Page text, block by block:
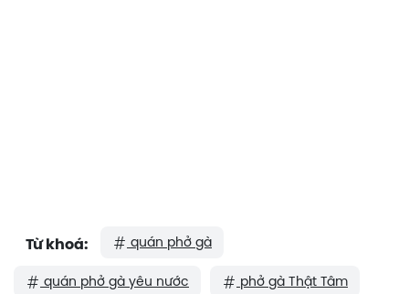
Từ khoá: quán phở gà
quán phở gà yêu nước phở gà Thật Tâm